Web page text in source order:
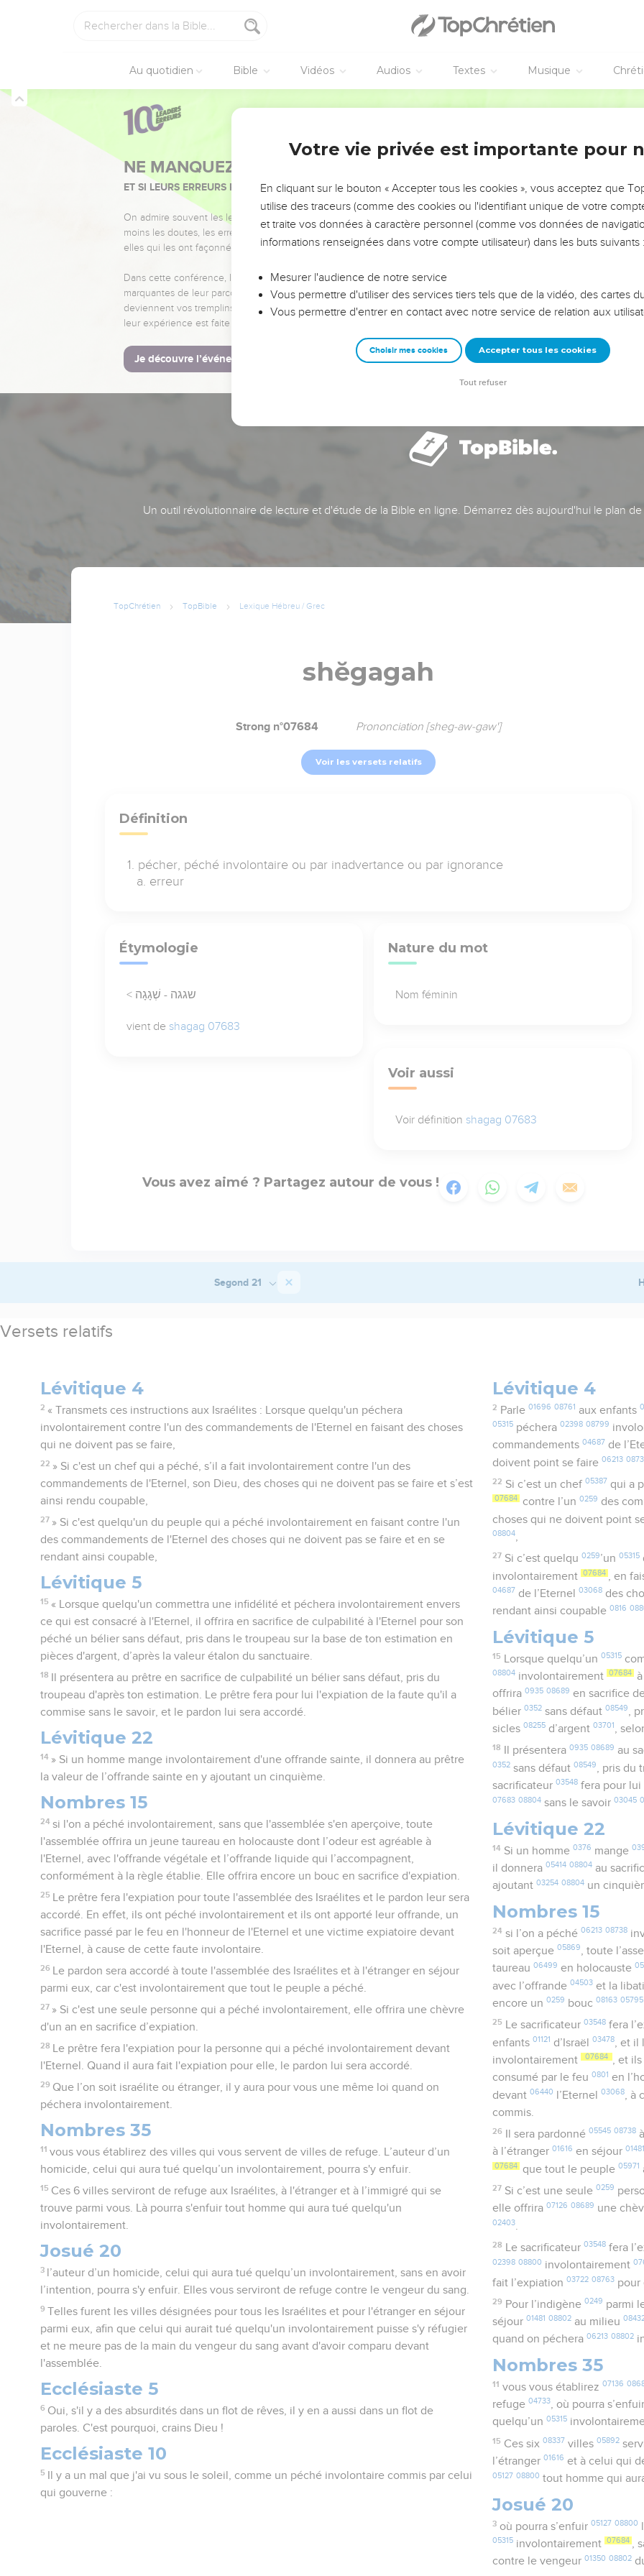
Au quotidien Bible Vidéos Audios Textes Musique
NE MANQUEZ PAS L’ÉVÉNEMENT DE L’ANNÉE !
ET SI LEURS ERREURS POUVAIENT VOUS ÉVITER LES VOTRES ?
On admire souvent les leaders pour leurs réussites, leur impact, leur foi ou leur vision. Mais on voit
moins les doutes, les erreurs et les saisons difficiles qu'ils ont traversés, alors même que ce sont
elles qui les ont façonnés.
Dans cette conférence, leaders, entrepreneurs, et responsables reviennent sur les erreurs
marquantes de leur parcours et les clés pour avancer avec plus de sagesse afin que leurs erreurs
deviennent vos tremplins. Que vous guidiez un ministère, une équipe, un groupe ou une famille,
leur expérience est faite pour vous.
Je découvre l’événement
Un outil révolutionnaire de lecture et d'étude de la Bible en ligne. Démarrez dès aujourd'hui le plan
TopChrétien TopBible Lexique Hébreu / Grec
shĕgagah
Strong n°07684 Prononciation [sheg-aw-gaw']
Voir les versets relatifs
Définition
pécher, péché involontaire ou par inadvertance ou par ignorance
erreur
Étymologie
< שגגה - שְׁגָגָה
vient de shagag 07683
Nature du mot
Nom féminin
Voir aussi
Voir définition shagag 07683
Vous avez aimé ? Partagez autour de vous !
Segond 21
Versets relatifs
Lévitique 4
2 « Transmets ces instructions aux Israélites : Lorsque quelqu'un péchera
involontairement contre l'un des commandements de l'Eternel en faisant des choses
qui ne doivent pas se faire,
22 » Si c'est un chef qui a péché, s’il a fait involontairement contre l'un des
commandements de l'Eternel, son Dieu, des choses qui ne doivent pas se faire et s’est
ainsi rendu coupable,
27 » Si c'est quelqu'un du peuple qui a péché involontairement en faisant contre l'un
des commandements de l'Eternel des choses qui ne doivent pas se faire et en se
rendant ainsi coupable,
Lévitique 5
15 « Lorsque quelqu'un commettra une infidélité et péchera involontairement envers
ce qui est consacré à l'Eternel, il offrira en sacrifice de culpabilité à l'Eternel pour son
péché un bélier sans défaut, pris dans le troupeau sur la base de ton estimation en
pièces d'argent, d’après la valeur étalon du sanctuaire.
18
Il présentera au prêtre en sacrifice de culpabilité un bélier sans défaut, pris du
troupeau d'après ton estimation. Le prêtre fera pour lui l'expiation de la faute qu'il a
commise sans le savoir, et le pardon lui sera accordé.
Lévitique 22
14 » Si un homme mange involontairement d'une offrande sainte, il donnera au prêtre
la valeur de l’offrande sainte en y ajoutant un cinquième.
Nombres 15
24 si l'on a péché involontairement, sans que l'assemblée s'en aperçoive, toute
l'assemblée offrira un jeune taureau en holocauste dont l’odeur est agréable à
l'Eternel, avec l'offrande végétale et l’offrande liquide qui l’accompagnent,
conformément à la règle établie. Elle offrira encore un bouc en sacrifice d'expiation.
25
Le prêtre fera l'expiation pour toute l'assemblée des Israélites et le pardon leur sera
accordé. En effet, ils ont péché involontairement et ils ont apporté leur offrande, un
sacrifice passé par le feu en l'honneur de l'Eternel et une victime expiatoire devant
l'Eternel, à cause de cette faute involontaire.
26
Le pardon sera accordé à toute l'assemblée des Israélites et à l'étranger en séjour
parmi eux, car c'est involontairement que tout le peuple a péché.
27 » Si c'est une seule personne qui a péché involontairement, elle offrira une chèvre
d'un an en sacrifice d’expiation.
28
Le prêtre fera l'expiation pour la personne qui a péché involontairement devant
l'Eternel. Quand il aura fait l'expiation pour elle, le pardon lui sera accordé.
29 Que l’on soit israélite ou étranger, il y aura pour vous une même loi quand on
péchera involontairement.
Nombres 35
11 vous vous établirez des villes qui vous servent de villes de refuge. L’auteur d’un
homicide, celui qui aura tué quelqu’un involontairement, pourra s'y enfuir.
15 Ces 6 villes serviront de refuge aux Israélites, à l'étranger et à l’immigré qui se
trouve parmi vous. Là pourra s'enfuir tout homme qui aura tué quelqu'un
involontairement.
Josué 20
3
l’auteur d’un homicide, celui qui aura tué quelqu’un involontairement, sans en avoir
l’intention, pourra s'y enfuir. Elles vous serviront de refuge contre le vengeur du sang.
9 Telles furent les villes désignées pour tous les Israélites et pour l'étranger en séjour
parmi eux, afin que celui qui aurait tué quelqu'un involontairement puisse s'y réfugier
et ne meure pas de la main du vengeur du sang avant d'avoir comparu devant
l'assemblée.
Ecclésiaste 5
6 Oui, s'il y a des absurdités dans un flot de rêves, il y en a aussi dans un flot de
paroles. C'est pourquoi, crains Dieu !
Ecclésiaste 10
5
Il y a un mal que j'ai vu sous le soleil, comme un péché involontaire commis par celui
qui gouverne :
Lévitique 4
2 Parle 01696 08761 aux enfants
05315 péchera02398 08799
commandements04687 de
doivent point se faire06213
22 Si c’est un chef 05387 qui a
07684 contre l’un0259 des
choses qui ne doivent point
08804,
27 Si c’est quelqu 0259’un 05315
involontairement 07684 , en
04687 de l’Eternel03068 des
rendant ainsi coupable0816
Lévitique 5
15 Lorsque quelqu’un 05315
08804 involontairement 07684
offrira0935 08689 en sacrifice
bélier0352 sans défaut08549 ,
sicles08255 d’argent03701 ,
18 Il présentera 0935 08689 au
0352 sans défaut08549 , pris du
sacrificateur03548 fera pour
07683 08804 sans le savoir03045
Lévitique 22
14 Si un homme 0376 mange
il donnera05414 08804 au
ajoutant03254 08804 un
Nombres 15
24 si l’on a péché 06213 08738
soit aperçue05869, toute
taureau06499 en holocauste
avec l’offrande04503 et la
encore un0259 bouc08163 05795
25 Le sacrificateur 03548fera
enfants01121 d’Israël03478 , et
involontairement 07684 , et
consumé par le feu0801 en
devant06440 l’Eternel03068 ,
commis.
26 Il sera pardonné 05545 08738à
à l’étranger01616 en séjour01481
07684 que tout le peuple05971
27 Si c’est une seule 0259
elle offrira07126 08689 une
02403
28 Le sacrificateur 03548fera
02398 08800 involontairement
fait l’expiation03722 08763 pour
29 Pour l’indigène 0249 parmi
séjour01481 08802 au milieu
quand on péchera06213 08802
Nombres 35
11 vous vous établirez 07136
refuge04733, où pourra
quelqu’un05315
15 Ces six 08337 villes 05892
l’étranger01616 et à celui qui
05127 08800 tout homme qui
Josué 20
3 où pourra s’enfuir 05127 08800
05315 involontairement 07684 ,
contre le vengeur01350 08802
Votre vie privée est importante pour
En cliquant sur le bouton « Accepter tous les cookies », vous acceptez que
utilise des traceurs (comme des cookies ou l'identifiant unique de votre
et traite vos données à caractère personnel (comme vos données de
informations renseignées dans votre compte utilisateur) dans les buts suivants :
Mesurer l'audience de notre service
Vous permettre d'utiliser des services tiers tels que de la vidéo, des cartes
Vous permettre d'entrer en contact avec notre service de relation aux
Choisir mes cookies Accepter tous les cookies
Tout refuser